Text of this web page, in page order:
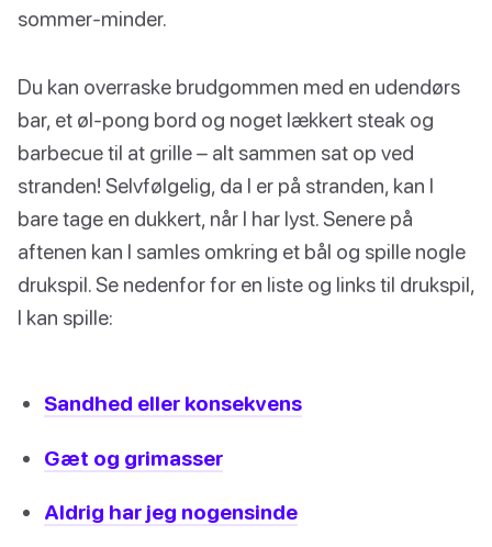
sommer-minder.
Du kan overraske brudgommen med en udendørs
bar, et øl-pong bord og noget lækkert steak og
barbecue til at grille – alt sammen sat op ved
stranden! Selvfølgelig, da I er på stranden, kan I
bare tage en dukkert, når I har lyst. Senere på
aftenen kan I samles omkring et bål og spille nogle
drukspil. Se nedenfor for en liste og links til drukspil,
I kan spille:
Sandhed eller konsekvens
Gæt og grimasser
Aldrig har jeg nogensinde